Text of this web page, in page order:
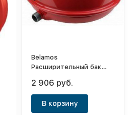
Belamos
Расширительный бак
10FL (красный)
2 906 руб.
В корзину